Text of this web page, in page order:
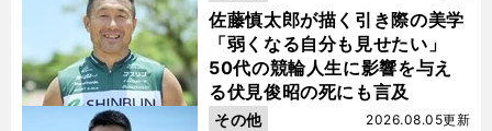
佐藤慎太郎が描く引き際の美学
「弱くなる自分も見せたい」
50代の競輪人生に影響を与え
る伏見俊昭の死にも言及
2026.08.05更新
その他